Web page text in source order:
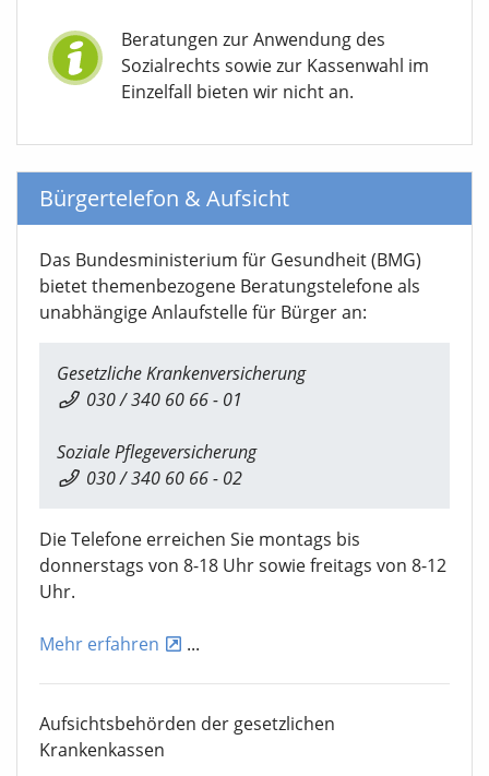
Beratungen zur Anwendung des
Sozialrechts sowie zur Kassenwahl im
Einzelfall bieten wir nicht an.
Bürgertelefon & Aufsicht
Das Bundesministerium für Gesundheit (BMG)
bietet themenbezogene Beratungstelefone als
unabhängige Anlaufstelle für Bürger an:
Gesetzliche Krankenversicherung
030 / 340 60 66 - 01
Soziale Pflegeversicherung
030 / 340 60 66 - 02
Die Telefone erreichen Sie montags bis
donnerstags von 8-18 Uhr sowie freitags von 8-12
Uhr.
Mehr erfahren ...
Aufsichtsbehörden der gesetzlichen
Krankenkassen